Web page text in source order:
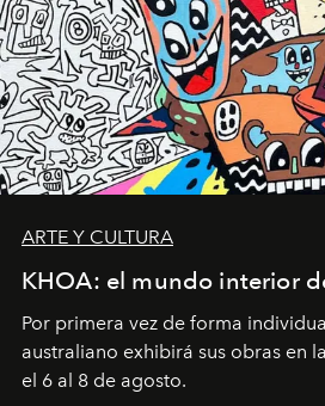
ARTE Y CULTURA
KHOA: el mundo interior
Por primera vez de forma
australiano exhibirá sus obras en
el 6 al 8 de agosto.